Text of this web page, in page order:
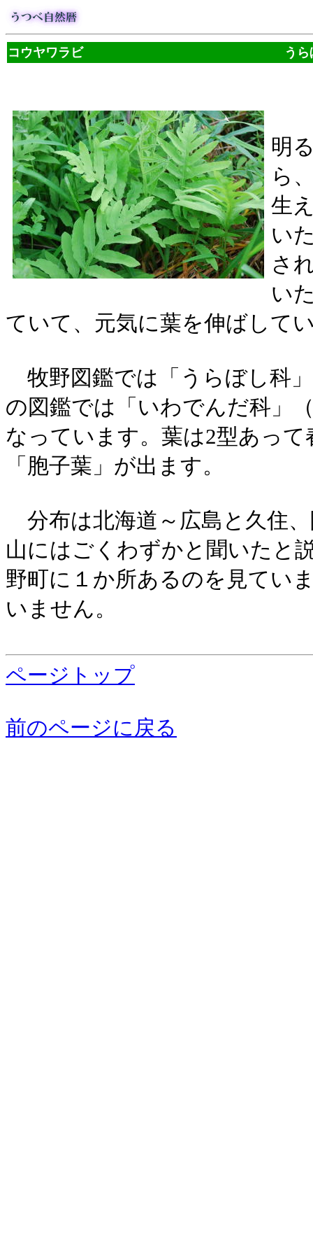
コウヤワラビ うらぼ
明
ら
生
い
さ
い
ていて、元気に葉を伸ばして
牧野図鑑では「うらぼし科
の図鑑では「いわでんだ科」
なっています。葉は2型あっ
「胞子葉」が出ます。
分布は北海道～広島と久住
山にはごくわずかと聞いたと
野町に１か所あるのを見てい
いません。
ページトップ
前のページに戻る